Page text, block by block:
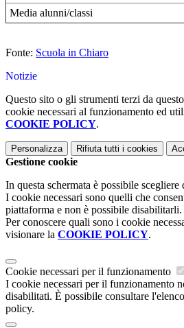
Media alunni/classi
Fonte: Scuola in Chiaro
Notizie
Questo sito o gli strumenti terzi da
cookie necessari al funzionamento ed
COOKIE POLICY.
Personalizza Rifiuta tutti i cookies
Gestione cookie
In questa schermata è possibile
I cookie necessari sono quelli che
piattaforma e non è possibile disabilitarli.
Per conoscere quali sono i cookie
visionare la COOKIE POLICY.
Cookie necessari per il funzionamento
I cookie necessari per il funzionamento
disabilitati. È possibile consultare
policy.